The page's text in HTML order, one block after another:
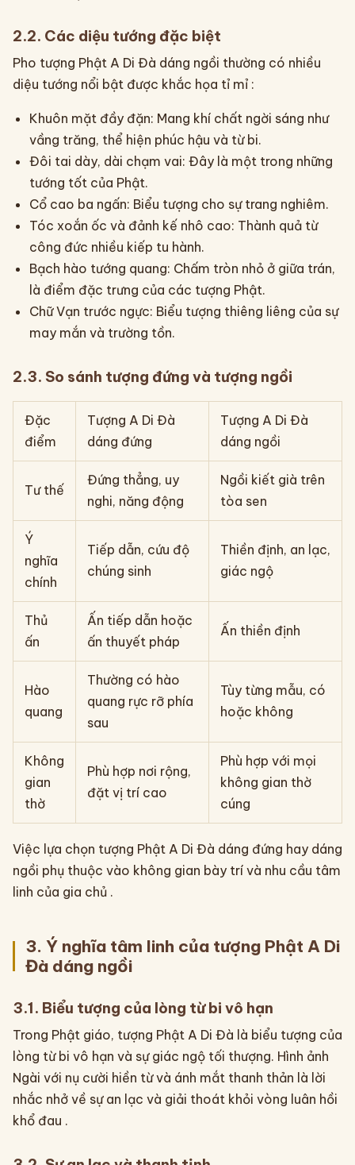
2.2. Các diệu tướng đặc biệt
Pho tượng Phật A Di Đà dáng ngồi thường có nhiều
diệu tướng nổi bật được khắc họa tỉ mỉ :
Khuôn mặt đầy đặn: Mang khí chất ngời sáng như
vầng trăng, thể hiện phúc hậu và từ bi.
Đôi tai dày, dài chạm vai: Đây là một trong những
tướng tốt của Phật.
Cổ cao ba ngấn: Biểu tượng cho sự trang nghiêm.
Tóc xoắn ốc và đảnh kế nhô cao: Thành quả từ
công đức nhiều kiếp tu hành.
Bạch hào tướng quang: Chấm tròn nhỏ ở giữa trán,
là điểm đặc trưng của các tượng Phật.
Chữ Vạn trước ngực: Biểu tượng thiêng liêng của sự
may mắn và trường tồn.
2.3. So sánh tượng đứng và tượng ngồi
Đặc
điểm
Tượng A Di Đà
dáng đứng
Tượng A Di Đà
dáng ngồi
Tư thế
Đứng thẳng, uy
nghi, năng động
Ngồi kiết già trên
tòa sen
Ý
nghĩa
chính
Tiếp dẫn, cứu độ
chúng sinh
Thiền định, an lạc,
giác ngộ
Thủ
ấn
Ấn tiếp dẫn hoặc
ấn thuyết pháp
Ấn thiền định
Hào
quang
Thường có hào
quang rực rỡ phía
sau
Tùy từng mẫu, có
hoặc không
Không
gian
thờ
Phù hợp nơi rộng,
đặt vị trí cao
Phù hợp với mọi
không gian thờ
cúng
Việc lựa chọn tượng Phật A Di Đà dáng đứng hay dáng
ngồi phụ thuộc vào không gian bày trí và nhu cầu tâm
linh của gia chủ .
3. Ý nghĩa tâm linh của tượng Phật A Di
Đà dáng ngồi
3.1. Biểu tượng của lòng từ bi vô hạn
Trong Phật giáo, tượng Phật A Di Đà là biểu tượng của
lòng từ bi vô hạn và sự giác ngộ tối thượng. Hình ảnh
Ngài với nụ cười hiền từ và ánh mắt thanh thản là lời
nhắc nhở về sự an lạc và giải thoát khỏi vòng luân hồi
khổ đau .